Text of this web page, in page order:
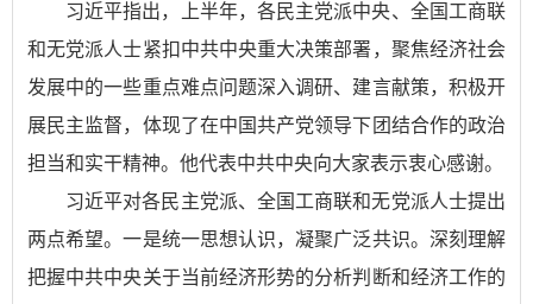
习近平指出，上半年，各民主党派中央、全国工商联
和无党派人士紧扣中共中央重大决策部署，聚焦经济社会
发展中的一些重点难点问题深入调研、建言献策，积极开
展民主监督，体现了在中国共产党领导下团结合作的政治
担当和实干精神。他代表中共中央向大家表示衷心感谢。
习近平对各民主党派、全国工商联和无党派人士提出
两点希望。一是统一思想认识，凝聚广泛共识。深刻理解
把握中共中央关于当前经济形势的分析判断和经济工作的